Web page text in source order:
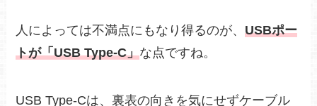
人によっては不満点にもなり得るのが、USBポー
トが「USB Type-C」な点ですね。
USB Type-Cは、裏表の向きを気にせずケーブル